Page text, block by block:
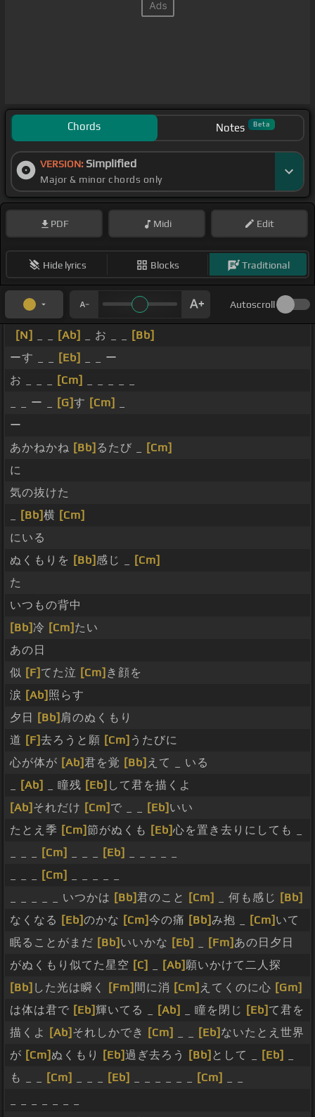
Chords Notes Beta
VERSION: Simplified
Major & minor chords only
PDF Midi Edit
Hide lyrics Blocks Traditional
Autoscroll
[N] [Ab] _ お _ _
[Bb]
ーす _ _
[Eb]
_ _ ー
お _ _ _
[Cm]
_ _ ー _
[G]す [Cm]
ー
あかねかね [Bb] るたび _
[Cm]
に
気の抜けた
[Bb]横 [Cm]
にいる
ぬくもりを [Bb] 感じ _
[Cm]
た
いつもの背中
[Bb]冷 [Cm] たい
あの日
似 [F] てた泣 [Cm] き顔を
涙 [Ab] 照らす
夕日
[Bb] 肩のぬくもり
道 [F]去ろうと願 [Cm] うたびに
心が体が [Ab]君を覚 [Bb] えて _ いる
[Ab] _ 瞳残 [Eb] して君を描くよ
[Ab] それだけ [Cm] で _ _ [Eb] いい
たとえ季 [Cm]節がぬくも [Eb]心を置き去りにしても _
[Cm] [Eb]
[Cm]
_ _ _ _ _ いつかは [Bb]君のこと [Cm] _ 何も感じ [Bb]
なくなる [Eb]のかな [Cm]今の痛 [Bb]み抱 _ [Cm] いて
眠ることがまだ [Bb] いいかな [Eb] [Fm] あの日夕日
がぬくもり似てた星空 [C] [Ab] 願いかけて二人探
[Bb] した光は瞬く [Fm] 間に消 [Cm] えてくのに心 [Gm]
は体は君で [Eb]輝いてる _ [Ab] _ 瞳を閉じ [Eb] て君を
描くよ
[Ab] それしかでき [Cm] [Eb] ないたとえ世界
が [Cm] ぬくもり [Eb]過ぎ去ろう [Bb] として _ [Eb]
も _ _
[Cm] [Eb] [Cm]